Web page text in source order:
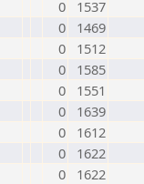
0
1537
0
1469
0
1512
0
1585
0
1551
0
1639
0
1612
0
1622
0
1622